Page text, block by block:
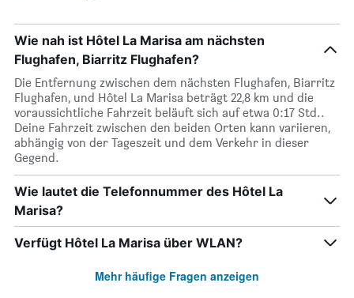
Wie nah ist Hôtel La Marisa am nächsten
Flughafen, Biarritz Flughafen?
Die Entfernung zwischen dem nächsten Flughafen, Biarritz
Flughafen, und Hôtel La Marisa beträgt 22,8 km und die
voraussichtliche Fahrzeit beläuft sich auf etwa 0:17 Std..
Deine Fahrzeit zwischen den beiden Orten kann variieren,
abhängig von der Tageszeit und dem Verkehr in dieser
Gegend.
Wie lautet die Telefonnummer des Hôtel La
Marisa?
Verfügt Hôtel La Marisa über WLAN?
Mehr häufige Fragen anzeigen